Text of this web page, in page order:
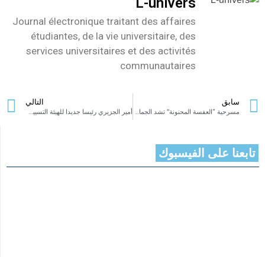
Journal électronique traitant des affaires
étudiantes, de la vie universitaire, des
services universitaires et des activités
communautaires
سابق
مسرحية “العفسة المحنونة” تشد الجماهيرالغفيرة بمهرجان بنزرت الدولي
التالي
أمير الجزيري رئيسا جديدا للهيئة التسييرية للنادي الرياضي البنزرتي
تابعنا على الفيسبوك